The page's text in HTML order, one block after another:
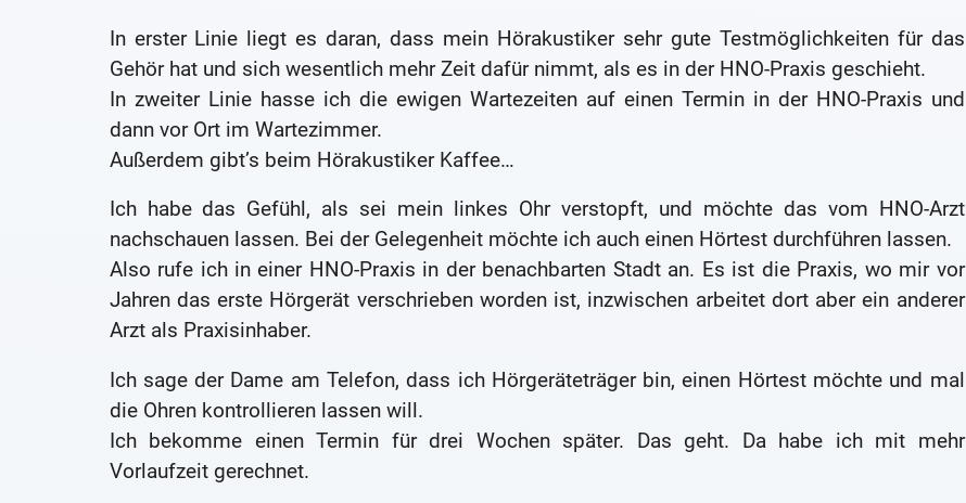
In erster Linie liegt es daran, dass mein Hörakustiker sehr gute Testmöglichkeiten für das
Gehör hat und sich wesentlich mehr Zeit dafür nimmt, als es in der HNO-Praxis geschieht.
In zweiter Linie hasse ich die ewigen Wartezeiten auf einen Termin in der HNO-Praxis und
dann vor Ort im Wartezimmer.
Außerdem gibt’s beim Hörakustiker Kaffee…
Ich habe das Gefühl, als sei mein linkes Ohr verstopft, und möchte das vom HNO-Arzt
nachschauen lassen. Bei der Gelegenheit möchte ich auch einen Hörtest durchführen lassen.
Also rufe ich in einer HNO-Praxis in der benachbarten Stadt an. Es ist die Praxis, wo mir vor
Jahren das erste Hörgerät verschrieben worden ist, inzwischen arbeitet dort aber ein anderer
Arzt als Praxisinhaber.
Ich sage der Dame am Telefon, dass ich Hörgeräteträger bin, einen Hörtest möchte und mal
die Ohren kontrollieren lassen will.
Ich bekomme einen Termin für drei Wochen später. Das geht. Da habe ich mit mehr
Vorlaufzeit gerechnet.